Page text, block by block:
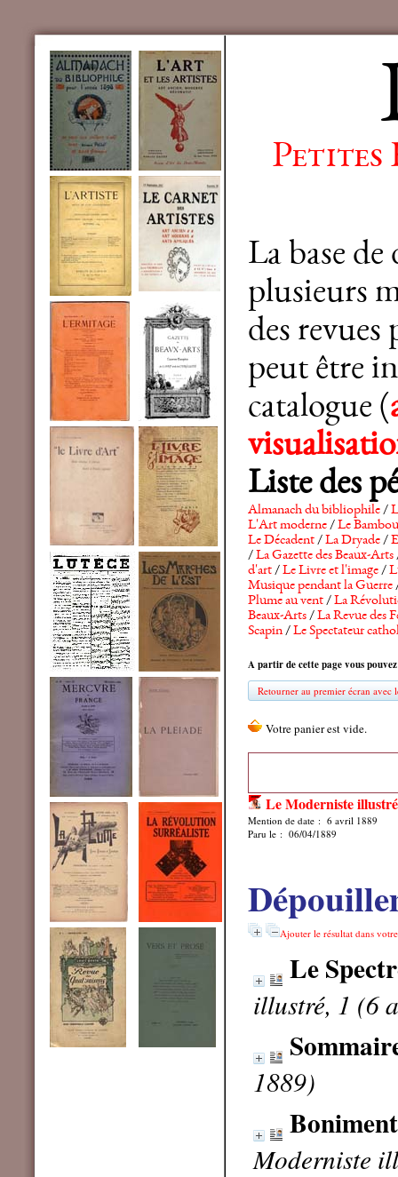
Petites
La base
plusieurs
des revues
peut être
catalogue (
Liste des
Almanach du bibliophile/
L'Art moderne/Le Bambou
Le Décadent/La Dryade/
/La Gazette des Beaux-Arts
d'art/Le Livre et l'image/
Musique pendant la Guerre
Plume au vent/La
Beaux-Arts/La Revue des
Scapin/Le Spectateur
A partir de cette page vous
Retourner au premier écran avec
Le Moderniste illustré
Mention de date : 6 avril 1889
Paru le : 06/04/1889
Ajouter le résultat dans
Le
illustré, 1 (6
1889)
Moderniste